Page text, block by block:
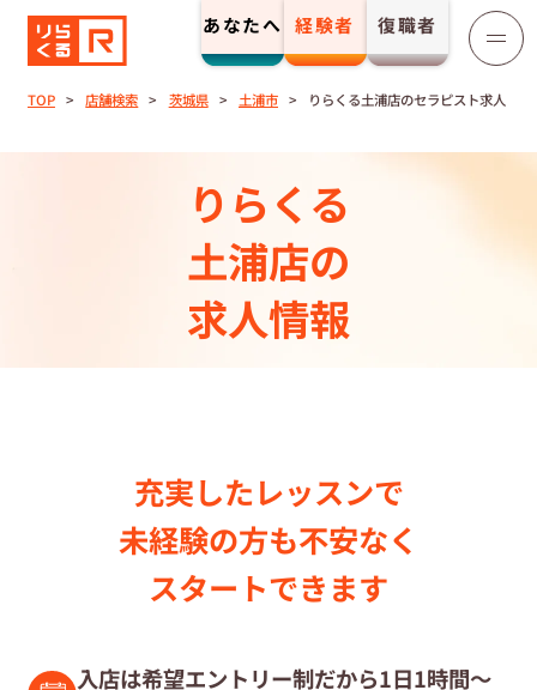
あなたへ 経験者 復職者
りらくる
セラピスト募集
TOP
セラピストストーリー⼀覧
収⼊とサポート
トレーニングセンター一覧
セラピスト募集中の店舗検索
TOP 店舗検索 茨城県 土浦市 りらくる土浦店のセラピスト求人
りらくる
土浦店の
求人情報
充実したレッスンで
未経験の⽅も不安なく
スタートできます
入店は希望エントリー制だから1日1時間～